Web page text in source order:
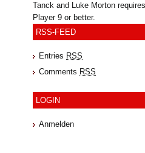
Tanck and Luke Morton requires
Player9 or better.
RSS-FEED
Entries RSS
Comments RSS
LOGIN
Anmelden